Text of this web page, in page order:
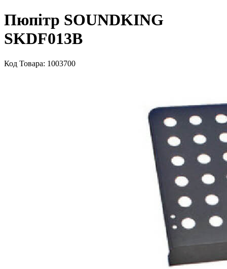
Пюпітр SOUNDKING
SKDF013B
Код Товара: 1003700